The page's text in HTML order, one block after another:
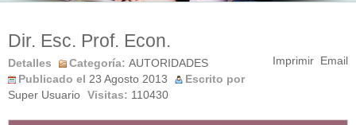
Dir. Esc. Prof. Econ.
Imprimir Email
Detalles Categoría: AUTORIDADES
Publicado el 23 Agosto 2013
Escrito por
Super Usuario Visitas: 110430